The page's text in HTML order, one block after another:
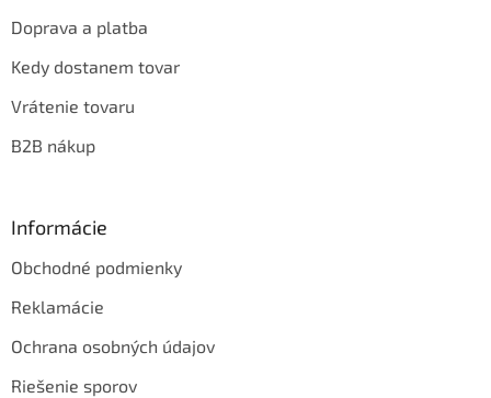
Doprava a platba
Kedy dostanem tovar
Vrátenie tovaru
B2B nákup
Informácie
Obchodné podmienky
Reklamácie
Ochrana osobných údajov
Riešenie sporov